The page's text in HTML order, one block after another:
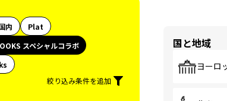
内
Plat
スペシャルコラボ
絞り込み条件を追加
国と地域
ヨーロ